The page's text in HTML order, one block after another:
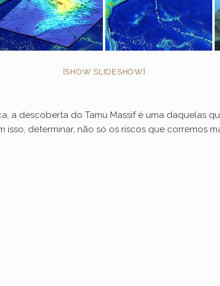
[SHOW SLIDESHOW]
a descoberta do Tamu Massif é uma daquelas
isso, determinar, não só os riscos que corremos